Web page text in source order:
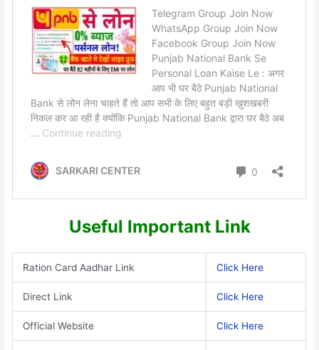
Useful Important Link
Ration Card Aadhar Link Click Here
Direct Link Click Here
Official Website Click Here